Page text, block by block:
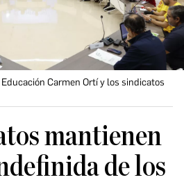
Carmen Ortí y los sindicatos
mantienen
de los